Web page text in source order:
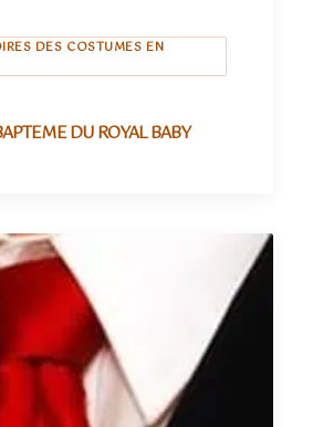
DES COSTUMES EN
DU ROYAL BABY